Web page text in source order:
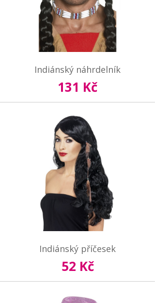
Indiánský náhrdelník
131 Kč
Indiánský příčesek
52 Kč